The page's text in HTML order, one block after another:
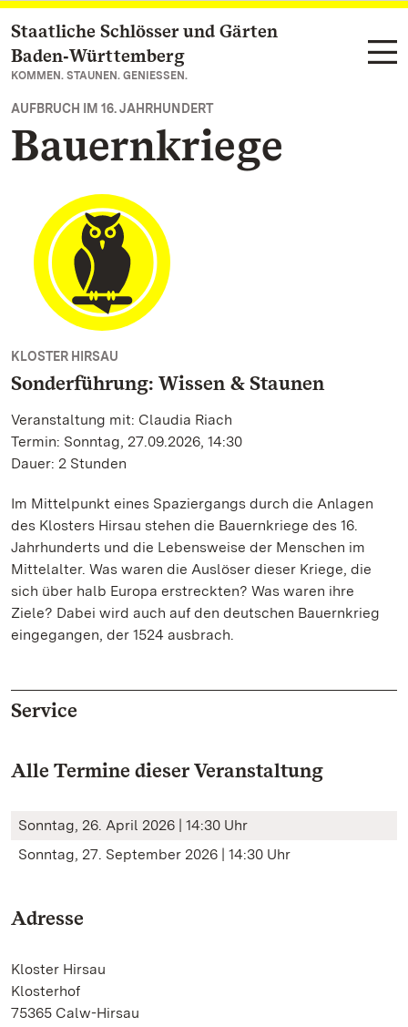
Zum Hauptinhalt springen
Staatliche Schlösser und Gärten
Baden‑Württemberg
KOMMEN. STAUNEN. GENIESSEN.
AUFBRUCH IM 16. JAHRHUNDERT
Bauernkriege
KLOSTER HIRSAU
Sonderführung: Wissen & Staunen
Veranstaltung mit: Claudia Riach
Termin: Sonntag, 27.09.2026, 14:30
Dauer: 2 Stunden
Im Mittelpunkt eines Spaziergangs durch die Anlagen
des Klosters Hirsau stehen die Bauernkriege des 16.
Jahrhunderts und die Lebensweise der Menschen im
Mittelalter. Was waren die Auslöser dieser Kriege, die
sich über halb Europa erstreckten? Was waren ihre
Ziele? Dabei wird auch auf den deutschen Bauernkrieg
eingegangen, der 1524 ausbrach.
Service
Alle Termine dieser Veranstaltung
Sonntag, 26. April 2026 | 14:30 Uhr
Sonntag, 27. September 2026 | 14:30 Uhr
Adresse
Kloster Hirsau
Klosterhof
75365 Calw-Hirsau